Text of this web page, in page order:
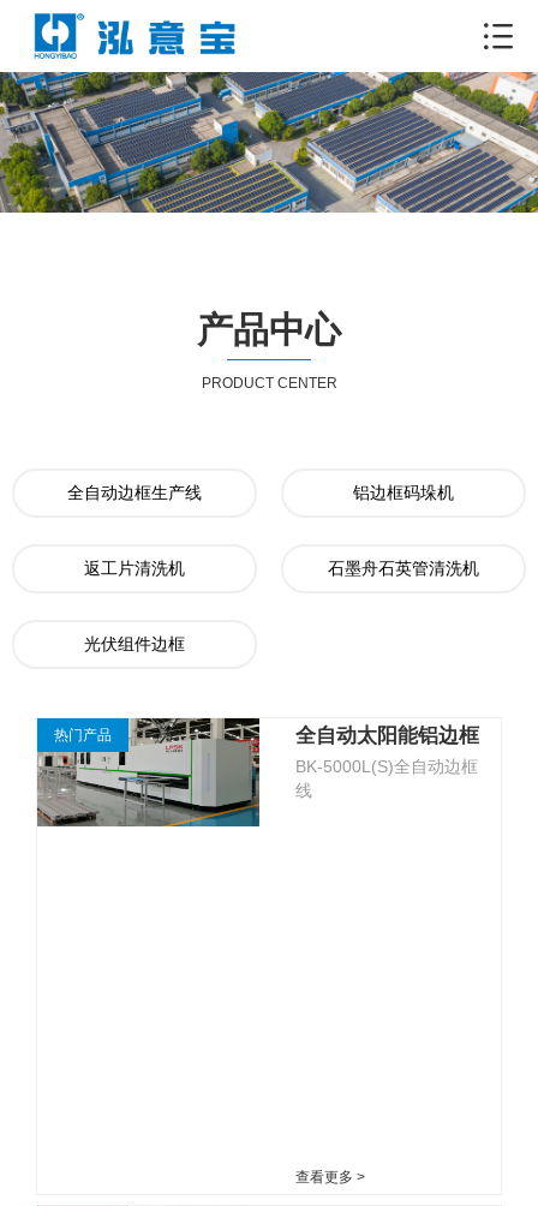
产品中心
PRODUCT CENTER
全自动边框生产线 铝边框码垛机
返工片清洗机 石墨舟石英管清洗机
光伏组件边框
热门产品
全自动太阳能铝边框
生产线HYB-
BK-5000L(S)全自动边框
线
查看更多 >